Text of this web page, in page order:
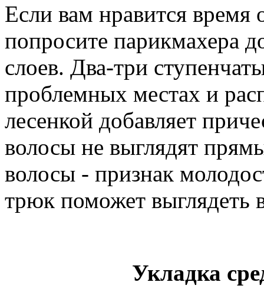
Если вам нравится время
попросите парикмахера
слоев. Два-три
проблемных местах и
лесенкой добавляет
волосы не выглядят
волосы - признак
трюк поможет выглядеть
Укладка